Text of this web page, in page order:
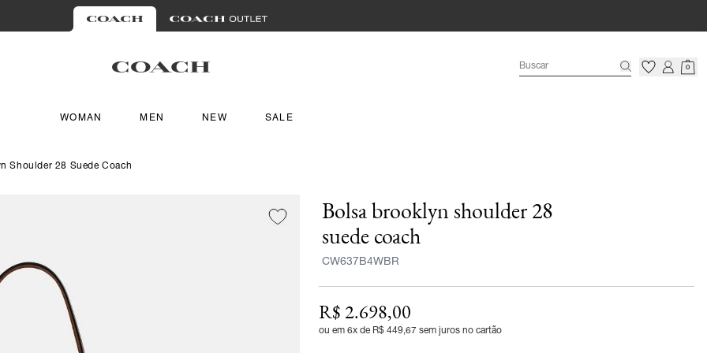
0
WOMAN MEN NEW SALE
Shoulder 28 Suede Coach
Bolsa brooklyn shoulder 28
suede coach
CW637B4WBR
R$ 2.698,00
ou em 6x de R$ 449,67 sem juros no cartão